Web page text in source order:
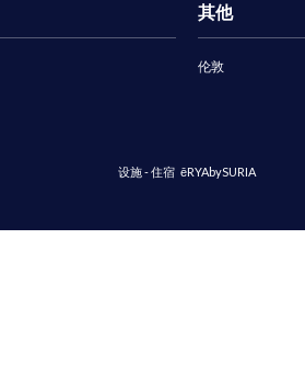
其他
伦敦
设施 - 住宿 ēRYAbySURIA